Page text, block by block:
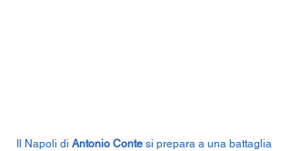
Il Napoli di Antonio Conte si prepara a una battaglia